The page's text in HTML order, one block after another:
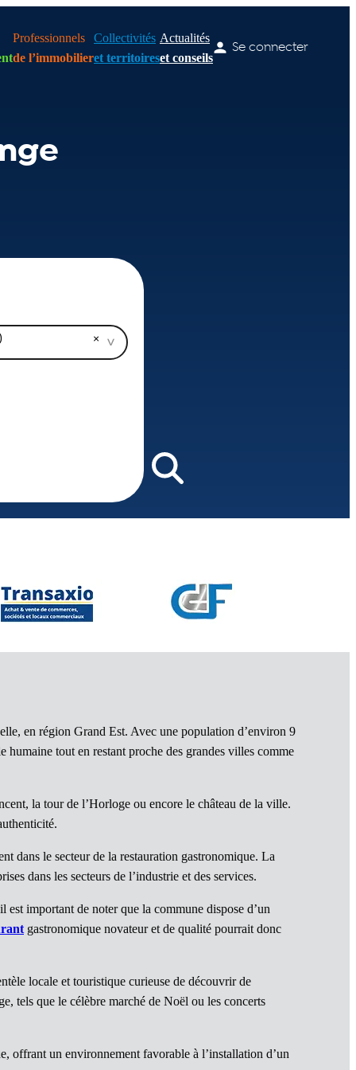
Professionnels
de l’immobilier
Collectivités
et territoires
Actualités
et conseils
Se connecter
en région Grand Est. Avec une population d’environ 9
tout en restant proche des grandes villes comme
la tour de l’Horloge ou encore le château de la ville.
dans le secteur de la restauration gastronomique. La
dans les secteurs de l’industrie et des services.
est important de noter que la commune dispose d’un
gastronomique novateur et de qualité pourrait donc
locale et touristique curieuse de découvrir de
tels que le célèbre marché de Noël ou les concerts
offrant un environnement favorable à l’installation d’un